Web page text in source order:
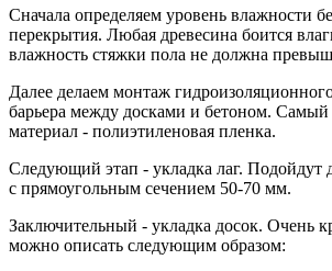
Сначала определяем уровень влажности
перекрытия. Любая древесина боится
влажность стяжки пола не должна
Далее делаем монтаж
барьера между досками и бетоном.
материал - полиэтиленовая пленка.
Следующий этап - укладка лаг. Подойдут
с прямоугольным сечением 50-70 мм.
Заключительный - укладка досок. Очень
можно описать следующим образом: